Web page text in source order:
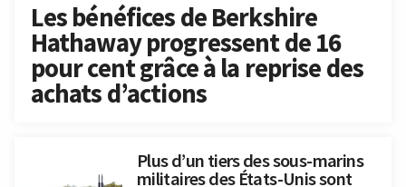
Les bénéfices de Berkshire
Hathaway progressent de 16
pour cent grâce à la reprise des
achats d’actions
Plus d’un tiers des sous-marins
militaires des États-Unis sont